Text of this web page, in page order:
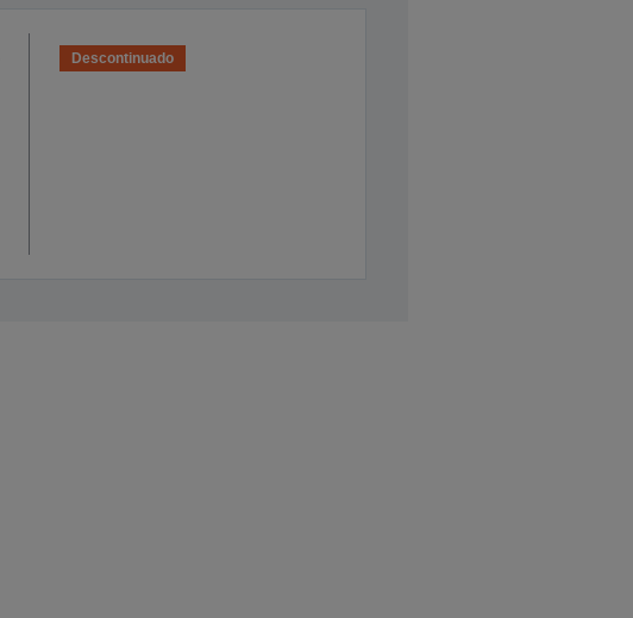
Descontinuado